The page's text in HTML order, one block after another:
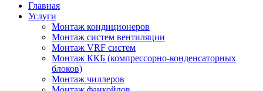
Главная
Услуги
Монтаж кондиционеров
Монтаж cистем вентиляции
Монтаж VRF систем
Монтаж ККБ (компрессорно-конденсаторных
блоков)
Монтаж чиллеров